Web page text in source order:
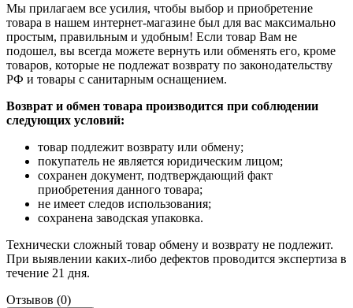
Мы прилагаем все усилия, чтобы выбор и приобретение
товара в нашем интернет-магазине был для вас максимально
простым, правильным и удобным! Если товар Вам не
подошел, вы всегда можете вернуть или обменять его, кроме
товаров, которые не подлежат возврату по законодательству
РФ и товары с санитарным оснащением.
Возврат и обмен товара производится при соблюдении
следующих условий:
товар подлежит возврату или обмену;
покупатель не является юридическим лицом;
сохранен документ, подтверждающий факт
приобретения данного товара;
не имеет следов использования;
сохранена заводская упаковка.
Технически сложный товар обмену и возврату не подлежит.
При выявлении каких-либо дефектов проводится экспертиза в
течение 21 дня.
Отзывов (0)